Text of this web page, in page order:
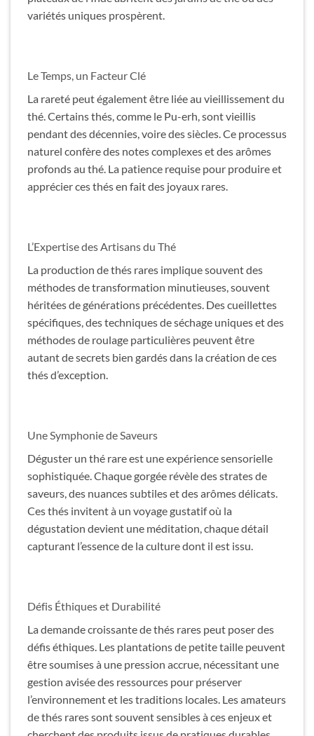
variétés uniques prospèrent.
Le Temps, un Facteur Clé
La rareté peut également être liée au vieillissement du
thé. Certains thés, comme le Pu-erh, sont vieillis
pendant des décennies, voire des siècles. Ce processus
naturel confère des notes complexes et des arômes
profonds au thé. La patience requise pour produire et
apprécier ces thés en fait des joyaux rares.
L’Expertise des Artisans du Thé
La production de thés rares implique souvent des
méthodes de transformation minutieuses, souvent
héritées de générations précédentes. Des cueillettes
spécifiques, des techniques de séchage uniques et des
méthodes de roulage particulières peuvent être
autant de secrets bien gardés dans la création de ces
thés d’exception.
Une Symphonie de Saveurs
Déguster un thé rare est une expérience sensorielle
sophistiquée. Chaque gorgée révèle des strates de
saveurs, des nuances subtiles et des arômes délicats.
Ces thés invitent à un voyage gustatif où la
dégustation devient une méditation, chaque détail
capturant l’essence de la culture dont il est issu.
Défis Éthiques et Durabilité
La demande croissante de thés rares peut poser des
défis éthiques. Les plantations de petite taille peuvent
être soumises à une pression accrue, nécessitant une
gestion avisée des ressources pour préserver
l’environnement et les traditions locales. Les amateurs
de thés rares sont souvent sensibles à ces enjeux et